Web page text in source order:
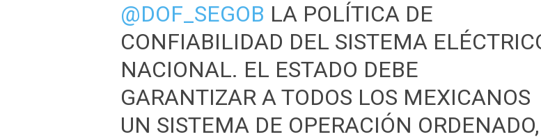
@DOF_SEGOB ⁩ LA POLÍTICA DE
CONFIABILIDAD DEL SISTEMA
NACIONAL. EL ESTADO DEBE
GARANTIZAR A TODOS LOS MEXICANOS
UN SISTEMA DE OPERACIÓN ORDENADO,